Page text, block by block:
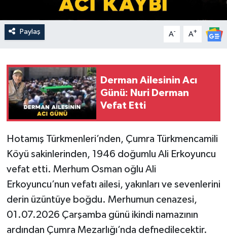
Paylaş A- A+
Derman Ailesinin Acı
Günü: Nuri Derman
Vefat Etti
Hotamış Türkmenleri’nden, Çumra Türkmencamili
Köyü sakinlerinden, 1946 doğumlu Ali Erkoyuncu
vefat etti. Merhum Osman oğlu Ali
Erkoyuncu’nun vefatı ailesi, yakınları ve sevenlerini
derin üzüntüye boğdu. Merhumun cenazesi,
01.07.2026 Çarşamba günü ikindi namazının
ardından Çumra Mezarlığı’nda defnedilecektir.